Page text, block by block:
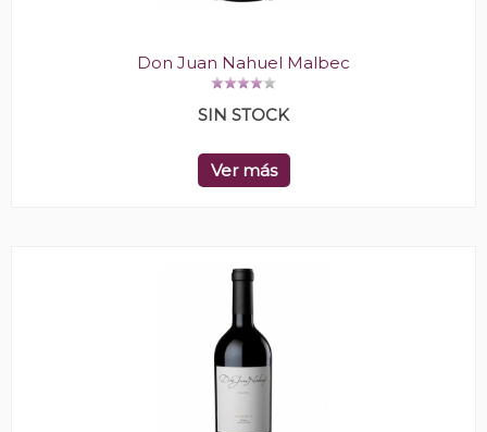
Don Juan Nahuel Malbec
SIN STOCK
Ver más